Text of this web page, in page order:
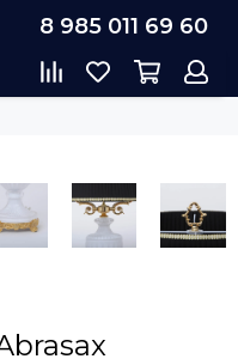
8 985 011 69 60